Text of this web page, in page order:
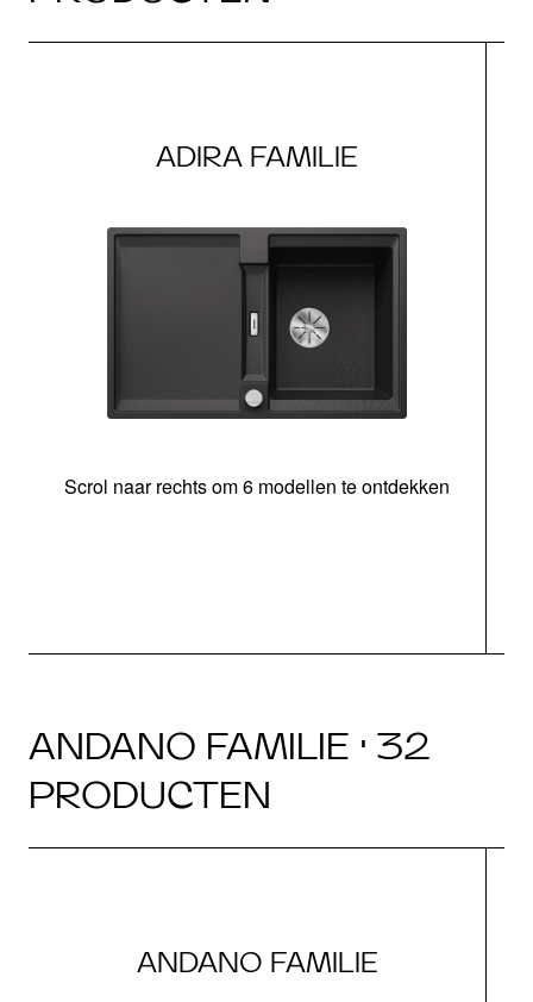
ADIRA FAMILIE
Scrol naar rechts om 6 modellen te ontdekken
ANDANO FAMILIE · 32
PRODUCTEN
ANDANO FAMILIE